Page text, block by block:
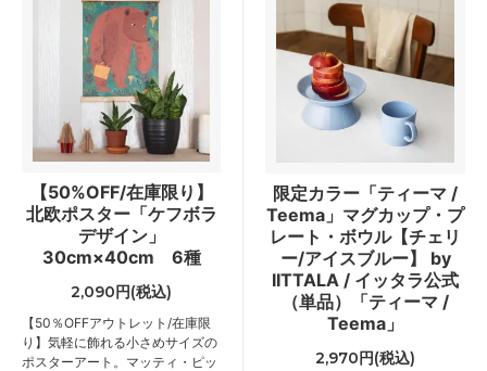
【50%OFF/在庫限り】
北欧ポスター「ケフボラ
デザイン」
30cm×40cm 6種
2,090円(税込)
【50％OFFアウトレット/在庫限
り】気軽に飾れる小さめサイズの
ポスターアート。マッティ・ピッ
限定カラー「ティーマ /
Teema」マグカップ・プ
レート・ボウル【チェリ
ー/アイスブルー】 by
IITTALA / イッタラ公式
（単品）「ティーマ /
Teema」
2,970円(税込)